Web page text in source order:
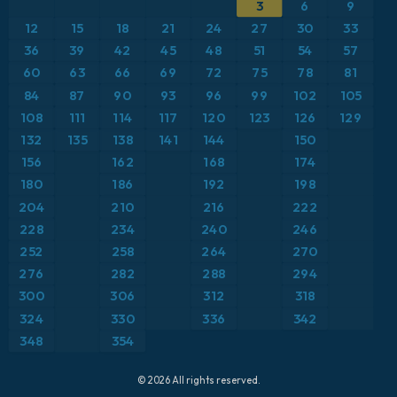
ICON Alemanha 2 km
Caribe
Escandinávia
Estados Unidos
Europa
França
Grécia
Islândia
Anomalia de temperatura a 850 hPa
CAPE
Ponto de orvalho a 2 m
Profundidade da neve
Rajadas de Vento Máximas
Rajadas de vento
Temperatura a 2 m
Temperatura a 500 hPa
3 6 9
12 15 18 21 24 27 30
33
36
39 42 45 48 51 54
57
60
63 66 69 72 75 78 81
84 87 90 93 96 99 102 105
108 111 114 117 120 123 126
129
132
135 138 141 144 150
156 162 168 174
180 186 192
198
204
210 216
222
228
234 240
246
252
258 264 270
276 282 288 294
300 306 312
318
324
330 336
342
348
354
© 2026 All rights reserved.